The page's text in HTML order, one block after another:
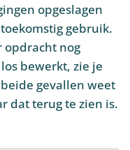
opgeslagen
gebruik.
opdracht nog
bewerkt, zie je
gevallen weet
dat terug te zien is.